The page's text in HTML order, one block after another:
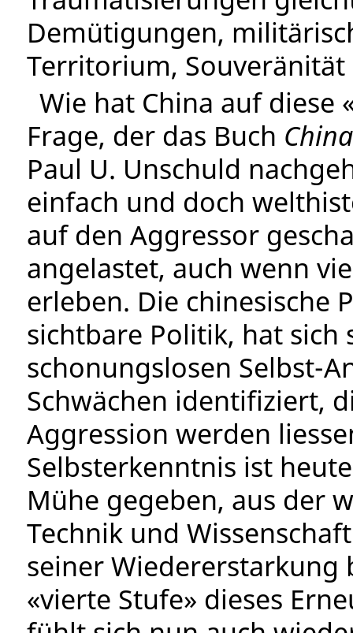
Demütigungen,
Territorium,
Wie hat China auf diese
Frage, der das Buch
Paul U. Unschuld
einfach und doch
auf den Aggressor
angelastet, auch wenn
erleben. Die chinesische
sichtbare Politik, hat sich
schonungslosen Selbst-
Schwächen identifiziert,
Aggression werden
Selbsterkenntnis ist
Mühe gegeben, aus der
Technik und
seiner
«vierte Stufe» dieses